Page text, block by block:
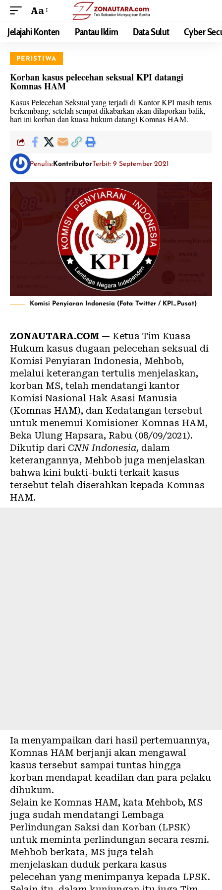
Aa
Jelajahi Konten Pantau Iklim Data Sulut Cyber
PERISTIWA
Korban kasus pelecehan seksual KPI datangi
Komnas HAM
Kasus Pelecehan Seksual yang terjadi di Kantor KPI masih terus
berkembang, setelah sempat dikabarkan akan dilaporkan balik,
hari ini korban dan kuasa hukum datangi Komnas HAM.
Penulis: KontributorTerbit: 9 September 2021
Komisi Penyiaran Indonesia (Foto: Twitter / KPI_Pusat)
ZONAUTARA.COM — Ketua Tim Kuasa
Hukum kasus dugaan pelecehan seksual di
Komisi Penyiaran Indonesia, Mehbob,
melalui keterangan tertulis menjelaskan,
korban MS, telah mendatangi kantor
Komisi Nasional Hak Asasi Manusia
(Komnas HAM), dan Kedatangan tersebut
untuk menemui Komisioner Komnas HAM,
Beka Ulung Hapsara, Rabu (08/09/2021).
Dikutip dari CNN Indonesia, dalam
keterangannya, Mehbob juga menjelaskan
bahwa kini bukti-bukti terkait kasus
tersebut telah diserahkan kepada Komnas
HAM.
Ia menyampaikan dari hasil pertemuannya,
Komnas HAM berjanji akan mengawal
kasus tersebut sampai tuntas hingga
korban mendapat keadilan dan para pelaku
dihukum.
Selain ke Komnas HAM, kata Mehbob, MS
juga sudah mendatangi Lembaga
Perlindungan Saksi dan Korban (LPSK)
untuk meminta perlindungan secara resmi.
Mehbob berkata, MS juga telah
menjelaskan duduk perkara kasus
pelecehan yang menimpanya kepada LPSK.